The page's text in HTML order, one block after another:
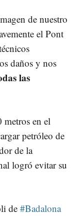
de nuestro
el Pont
daños y nos
las
metros en el
petróleo de
de la
logró evitar su
de #Badalona